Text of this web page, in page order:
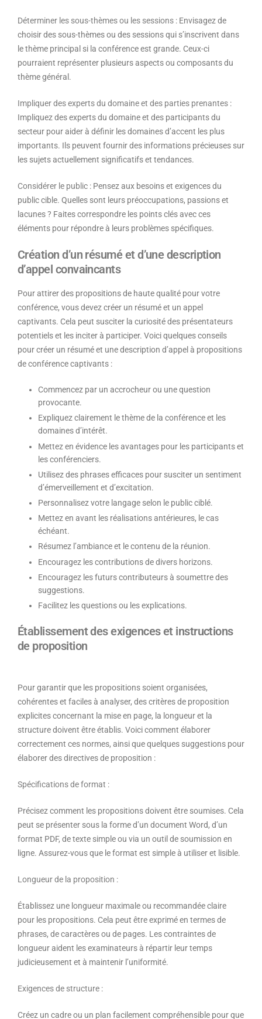
Déterminer les sous-thèmes ou les sessions : Envisagez de
choisir des sous-thèmes ou des sessions qui s’inscrivent dans
le thème principal si la conférence est grande. Ceux-ci
pourraient représenter plusieurs aspects ou composants du
thème général.
Impliquer des experts du domaine et des parties prenantes :
Impliquez des experts du domaine et des participants du
secteur pour aider à définir les domaines d’accent les plus
importants. Ils peuvent fournir des informations précieuses sur
les sujets actuellement significatifs et tendances.
Considérer le public : Pensez aux besoins et exigences du
public cible. Quelles sont leurs préoccupations, passions et
lacunes ? Faites correspondre les points clés avec ces
éléments pour répondre à leurs problèmes spécifiques.
Création d’un résumé et d’une description
d’appel convaincants
Pour attirer des propositions de haute qualité pour votre
conférence, vous devez créer un résumé et un appel
captivants. Cela peut susciter la curiosité des présentateurs
potentiels et les inciter à participer. Voici quelques conseils
pour créer un résumé et une description d’appel à propositions
de conférence captivants :
Commencez par un accrocheur ou une question
provocante.
Expliquez clairement le thème de la conférence et les
domaines d’intérêt.
Mettez en évidence les avantages pour les participants et
les conférenciers.
Utilisez des phrases efficaces pour susciter un sentiment
d’émerveillement et d’excitation.
Personnalisez votre langage selon le public ciblé.
Mettez en avant les réalisations antérieures, le cas
échéant.
Résumez l’ambiance et le contenu de la réunion.
Encouragez les contributions de divers horizons.
Encouragez les futurs contributeurs à soumettre des
suggestions.
Facilitez les questions ou les explications.
Établissement des exigences et instructions
de proposition
Pour garantir que les propositions soient organisées,
cohérentes et faciles à analyser, des critères de proposition
explicites concernant la mise en page, la longueur et la
structure doivent être établis. Voici comment élaborer
correctement ces normes, ainsi que quelques suggestions pour
élaborer des directives de proposition :
Spécifications de format :
Précisez comment les propositions doivent être soumises. Cela
peut se présenter sous la forme d’un document Word, d’un
format PDF, de texte simple ou via un outil de soumission en
ligne. Assurez-vous que le format est simple à utiliser et lisible.
Longueur de la proposition :
Établissez une longueur maximale ou recommandée claire
pour les propositions. Cela peut être exprimé en termes de
phrases, de caractères ou de pages. Les contraintes de
longueur aident les examinateurs à répartir leur temps
judicieusement et à maintenir l’uniformité.
Exigences de structure :
Créez un cadre ou un plan facilement compréhensible pour que